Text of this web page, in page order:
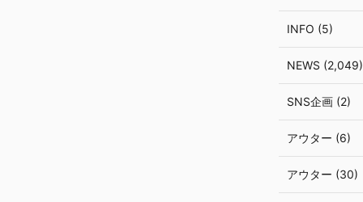
INFO (5)
NEWS (2,049)
SNS企画 (2)
アウター (6)
アウター (30)